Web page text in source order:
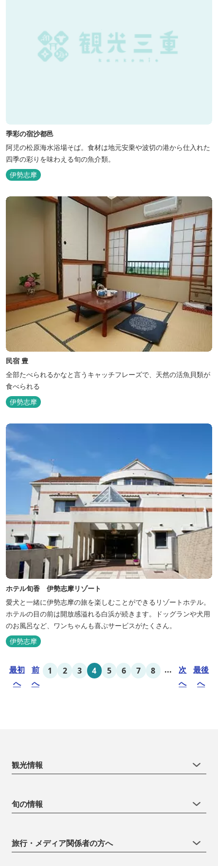
季彩の宿沙都邑
阿児の松原海水浴場そば。食材は地元安乗や波切の港から仕入れた
四季の彩りを味わえる旬の魚介類。
伊勢志摩
民宿 豊
全部たべられるかなと言うキャッチフレーズで、天然の活魚貝類が
食べられる
伊勢志摩
ホテル旬香 伊勢志摩リゾート
愛犬と一緒に伊勢志摩の旅を楽しむことができるリゾートホテル。
ホテルの目の前は開放感溢れる白浜が続きます。ドッグランや犬用
のお風呂など、ワンちゃんも喜ぶサービスがたくさん。
伊勢志摩
最初
へ
前
へ
1 2 3 4 5 6 7 8 ...
次
へ
最後
へ
観光情報
旬の情報
旅行・メディア関係者の方へ